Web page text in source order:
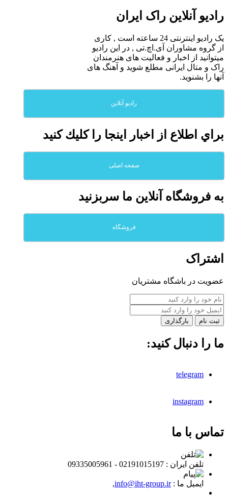
رادیو آنلاین راک ایران
یک رادیو اینترنتی 24 ساعته است , کاری
از گروه مشاوران آی.اچ.تی , در این رادیو
میتوانید از اخبار و فعالیت های هنرمندان
راک و متال ایرانی مطلع شوید و آهنگ های
آنها را بشنوید.
رادیو آنلاین
براي اطلاع از اخبار اينجا را كليك كنيد
صفحه اصلی
به فروشگاه آنلاين ما سربزنيد
فروشگاه
اشتراک
عضویت در باشگاه مشتریان
بارگذاری
ما را دنبال کنید:
telegram
instagram
تماس با ما
تلفن ايران : 02191015197 - 09335005961
ایمیل ما : info@iht-group.ir
,